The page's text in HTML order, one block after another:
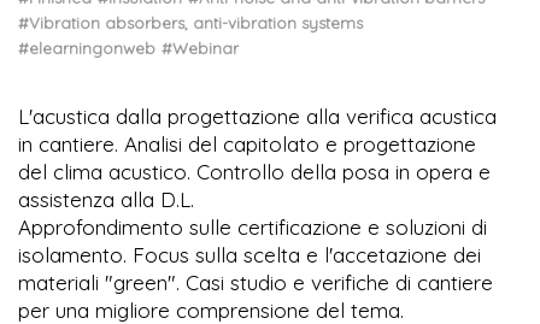
#Vibration absorbers, anti-vibration systems
#elearningonweb #Webinar
L'acustica dalla progettazione alla verifica acustica
in cantiere. Analisi del capitolato e progettazione
del clima acustico. Controllo della posa in opera e
assistenza alla D.L.
Approfondimento sulle certificazione e soluzioni di
isolamento. Focus sulla scelta e l'accetazione dei
materiali "green". Casi studio e verifiche di cantiere
per una migliore comprensione del tema.